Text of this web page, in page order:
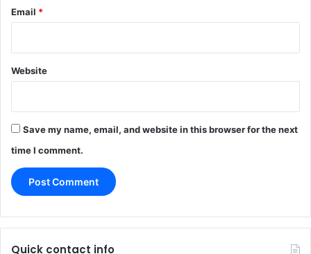
Email *
Website
Save my name, email, and website in this browser for the next
time I comment.
Quick contact info